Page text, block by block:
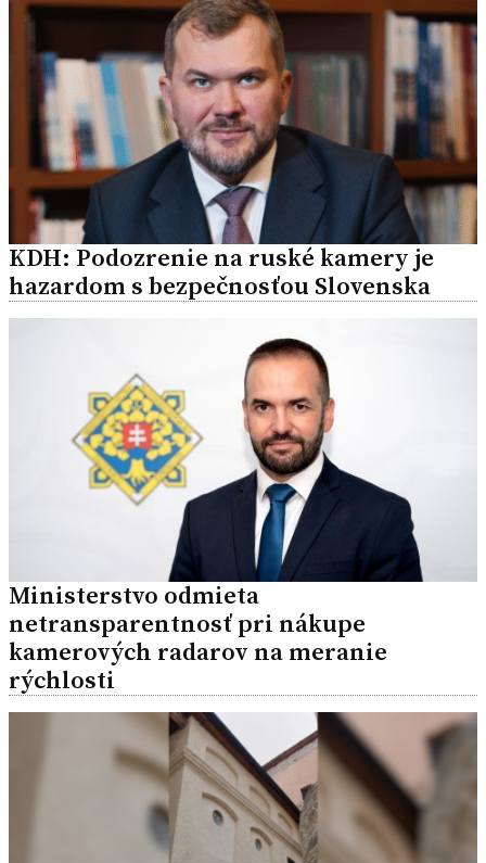
KDH: Podozrenie na ruské kamery je
hazardom s bezpečnosťou Slovenska
Ministerstvo odmieta
netransparentnosť pri nákupe
kamerových radarov na meranie
rýchlosti